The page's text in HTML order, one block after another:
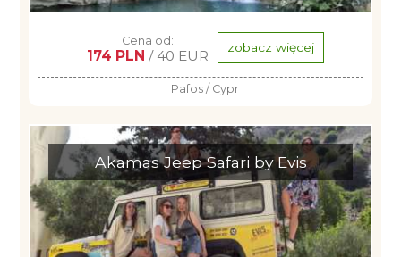
Cena od:
174 PLN / 40 EUR zobacz więcej
Pafos / Cypr
Akamas Jeep Safari by Evis